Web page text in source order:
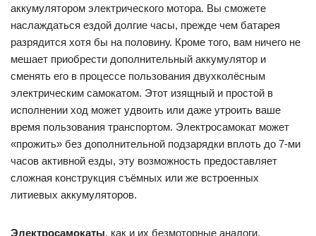
аккумулятором электрического мотора. Вы сможете
наслаждаться ездой долгие часы, прежде чем батарея
разрядится хотя бы на половину. Кроме того, вам ничего не
мешает приобрести дополнительный аккумулятор и
сменять его в процессе пользования двухколёсным
электрическим самокатом. Этот изящный и простой в
исполнении ход может удвоить или даже утроить ваше
время пользования транспортом. Электросамокат может
«прожить» без дополнительной подзарядки вплоть до 7-ми
часов активной езды, эту возможность предоставляет
сложная конструкция съёмных или же встроенных
литиевых аккумуляторов.
Электросамокаты, как и их безмоторные аналоги,